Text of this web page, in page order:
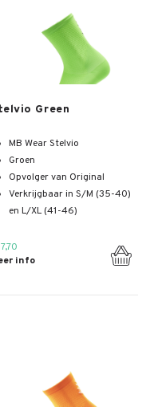
Green
MB Wear Stelvio
Groen
Opvolger van Original
Verkrijgbaar in S/M (35-40)
en L/XL (41-46)
info